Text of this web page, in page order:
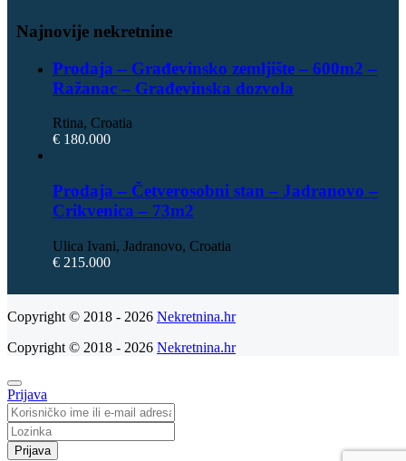
Najnovije nekretnine
Prodaja – Građevinsko zemljište – 600m2 –
Ražanac – Građevinska dozvola
Rtina, Croatia
€ 180.000
Prodaja – Četverosobni stan – Jadranovo –
Crikvenica – 73m2
Ulica Ivani, Jadranovo, Croatia
€ 215.000
Copyright © 2018 - 2026 Nekretnina.hr
Copyright © 2018 - 2026 Nekretnina.hr
Prijava
Prijava